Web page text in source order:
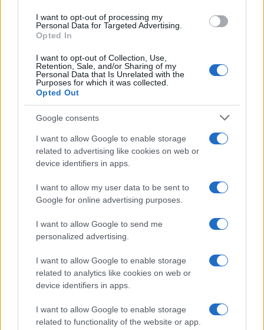
I want to opt-out of processing my
Personal Data for Targeted Advertising.
Opted In
I want to opt-out of Collection, Use,
Retention, Sale, and/or Sharing of my
Personal Data that Is Unrelated with the
Purposes for which it was collected.
Opted Out
Google consents
I want to allow Google to enable storage
related to advertising like cookies on web or
device identifiers in apps.
I want to allow my user data to be sent to
Google for online advertising purposes.
I want to allow Google to send me
personalized advertising.
I want to allow Google to enable storage
related to analytics like cookies on web or
device identifiers in apps.
I want to allow Google to enable storage
related to functionality of the website or app.